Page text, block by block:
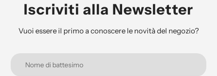
Iscriviti alla Newsletter
Vuoi essere il primo a conoscere le novità del negozio?